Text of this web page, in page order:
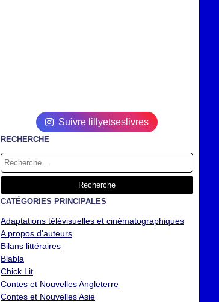
Suivre lillyetseslivres
RECHERCHE
CATÉGORIES PRINCIPALES
Adaptations télévisuelles et cinématographiques
A propos d'auteurs
Bilans littéraires
Blabla
Chick Lit
Contes et Nouvelles Angleterre
Contes et Nouvelles Asie